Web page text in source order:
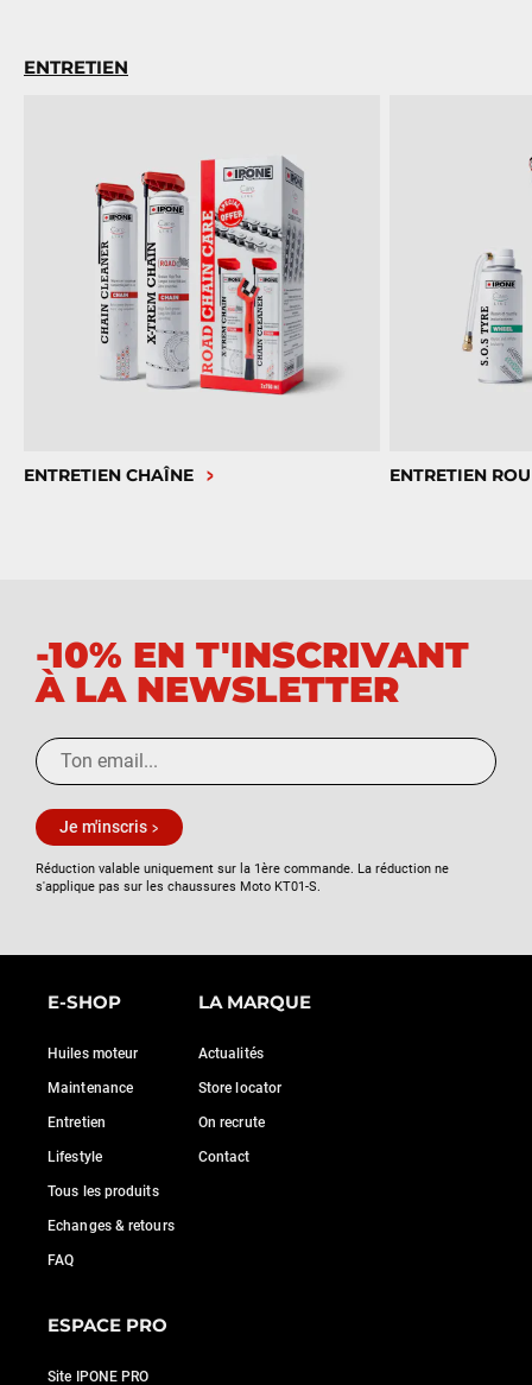
ENTRETIEN
ENTRETIEN CHAÎNE ENTRETIEN
-10% EN T'INSCRIVANT
À LA NEWSLETTER
Je m'inscris
Réduction valable uniquement sur la 1ère commande. La réduction ne
s'applique pas sur les chaussures Moto KT01-S.
E-SHOP
Huiles moteur
Maintenance
Entretien
Lifestyle
Tous les produits
Echanges & retours
FAQ
LA MARQUE
Actualités
Store locator
On recrute
Contact
ESPACE PRO
Site IPONE PRO